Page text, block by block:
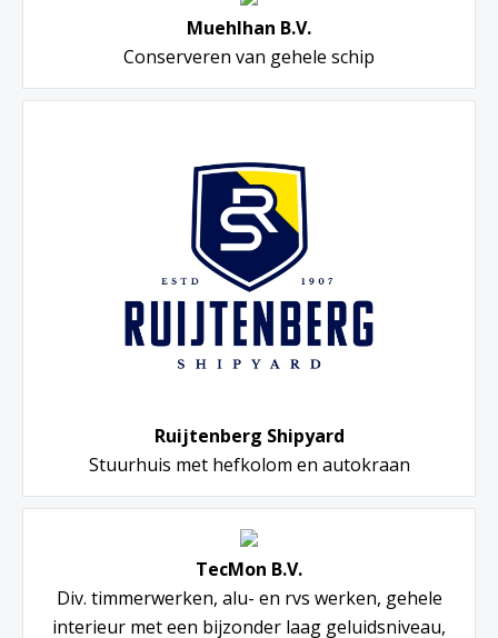
Muehlhan B.V.
Conserveren van gehele schip
Ruijtenberg Shipyard
Stuurhuis met hefkolom en autokraan
TecMon B.V.
Div. timmerwerken, alu- en rvs werken, gehele
interieur met een bijzonder laag geluidsniveau,